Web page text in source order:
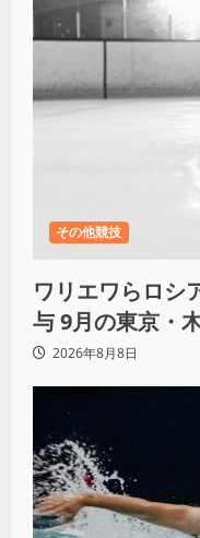
その他競技
ワリエワらロシ
与 9月の東京・
2026年8月8日